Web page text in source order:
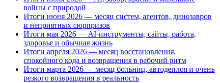
войны с природой
Итоги июня 2026 — месяц систем, агентов, динозавров
и неприятных сюрпризов
Итоги мая 2026 — AI-инструменты, сайты, работа,
здоровье и обычная жизнь
Итоги апреля 2026 — месяц восстановления,
спокойного кода и возвращения в рабочий ритм
Итоги марта 2026 — месяц больниц, автодеплоя и очень
резкого возвращения в реальность